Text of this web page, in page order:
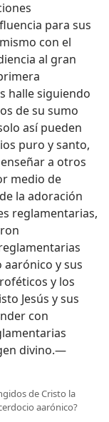
para sus
con el
al gran
halle siguiendo
de su sumo
así pueden
puro y santo,
a otros
medio de
la adoración
reglamentarias,
y sus
y los
Jesús y sus
con
divino.—
de Cristo la
aarónico?